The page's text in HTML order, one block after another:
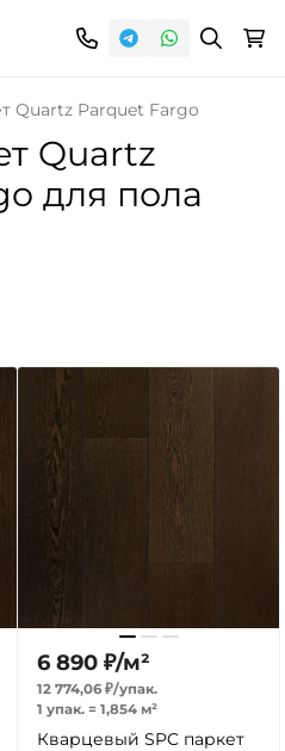
Quartz Parquet Fargo
Quartz
для пола
6 890 ₽/м²
12 774,06 ₽/упак.
1 упак. = 1,854 м²
Кварцевый SPC паркет